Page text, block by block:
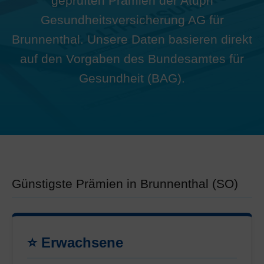
Gesundheitsversicherung AG für
Brunnenthal. Unsere Daten basieren direkt
auf den Vorgaben des Bundesamtes für
Gesundheit (BAG).
Günstigste Prämien in Brunnenthal (SO)
⭐ Erwachsene